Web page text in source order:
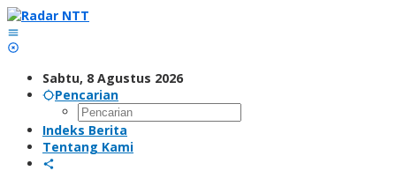
Lewati
ke
konten
Sabtu, 8 Agustus 2026
Pencarian
Indeks Berita
Tentang Kami